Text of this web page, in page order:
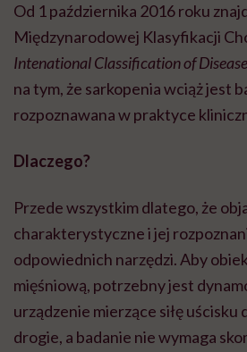
Od 1 października 2016 roku
Międzynarodowej Klasyfikacji
Intenational Classification of
na tym, że sarkopenia wciąż jest
rozpoznawana w praktyce
Dlaczego?
Przede wszystkim dlatego, że
charakterystyczne i jej
odpowiednich narzędzi. Aby
mięśniową, potrzebny jest
urządzenie mierzące siłę uścisku
drogie, a badanie nie wymaga